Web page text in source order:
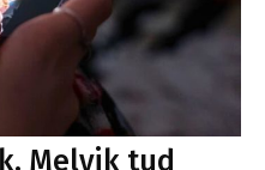
Melyik tud